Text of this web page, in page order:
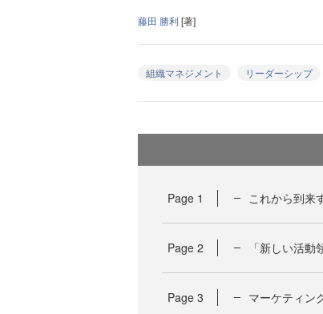
藤田 勝利 [著]
組織マネジメント リーダーシップ
Page 1 これから到来
Page 2 「新しい活
Page 3 マーケティン